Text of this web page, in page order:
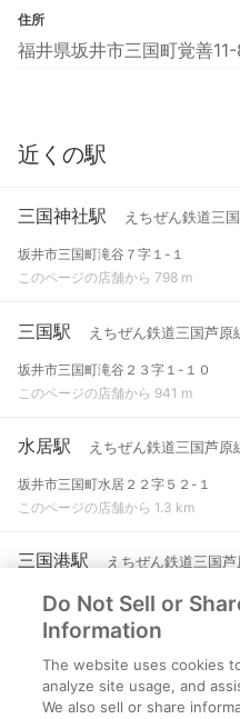
住所
福井県坂井市三国町覚善
近くの駅
三国神社駅 えちぜん鉄道三
坂井市三国町滝谷７字１-１
このページの店舗から 798 m
三国駅 えちぜん鉄道三国芦原
坂井市三国町滝谷２３字１-１０
このページの店舗から 941 m
水居駅 えちぜん鉄道三国芦原
坂井市三国町水居２２字５２-１
このページの店舗から 1.3 km
三国港駅 えちぜん鉄道三国芦
坂井市三国町宿２３字
このページの店舗から 1.6 km
あわら湯のまち駅 えちぜ
あわら市二面３３字１-１
Do Not Sell or
Information
The website uses cookies
analyze site usage, and
We also sell or share